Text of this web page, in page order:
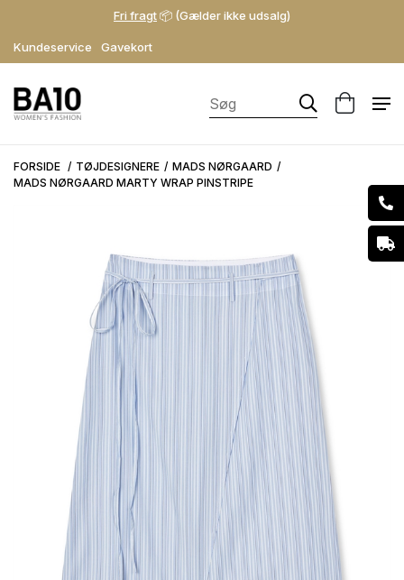
Kundeservice Gavekort
Fri fragt📦 (Gælder ikke udsalg)
FORSIDE TØJDESIGNERE
MADS NØRGAARD
MADS NØRGAARD MARTY WRAP PINSTRIPE